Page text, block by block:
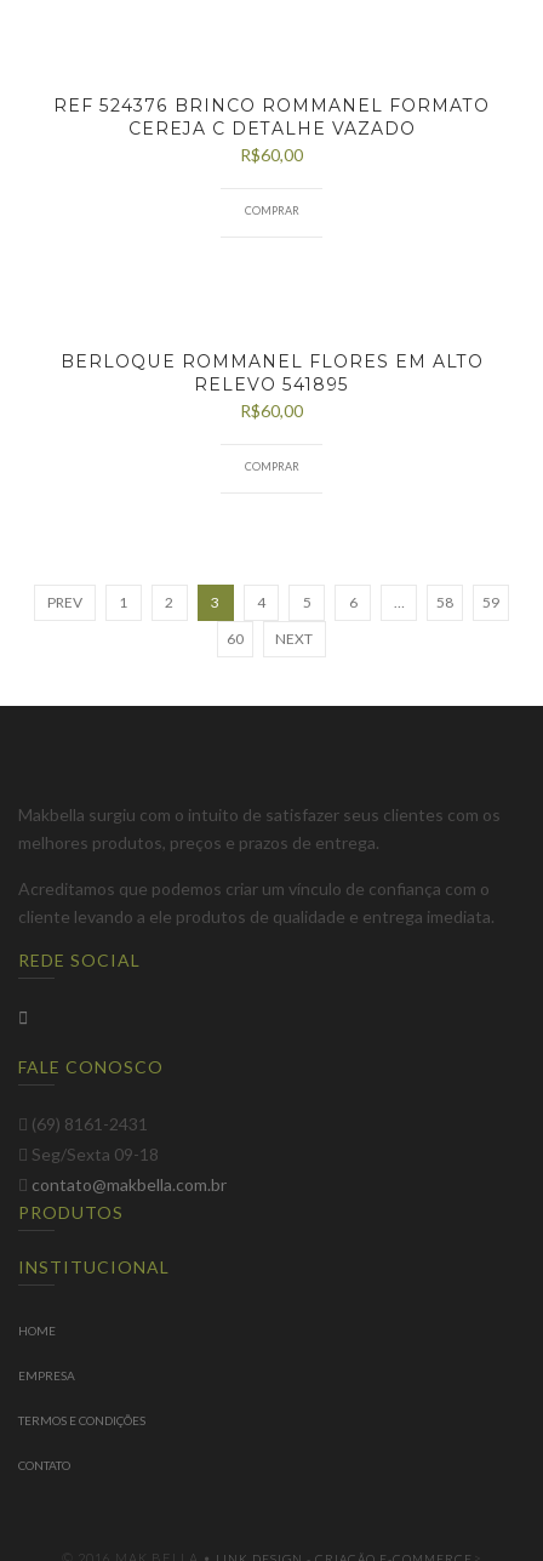
REF 524376 BRINCO ROMMANEL FORMATO
CEREJA C DETALHE VAZADO
R$60,00
COMPRAR
BERLOQUE ROMMANEL FLORES EM ALTO
RELEVO 541895
R$60,00
COMPRAR
PREV 1 2 3 4 5 6 … 58
59
60
NEXT
Makbella surgiu com o intuito de satisfazer seus clientes com os
melhores produtos, preços e prazos de entrega.
Acreditamos que podemos criar um vínculo de confiança com o
cliente levando a ele produtos de qualidade e entrega imediata.
REDE SOCIAL
FALE CONOSCO
(69) 8161-2431
Seg/Sexta 09-18
contato@makbella.com.br
PRODUTOS
INSTITUCIONAL
HOME
EMPRESA
TERMOS E CONDIÇÕES
CONTATO